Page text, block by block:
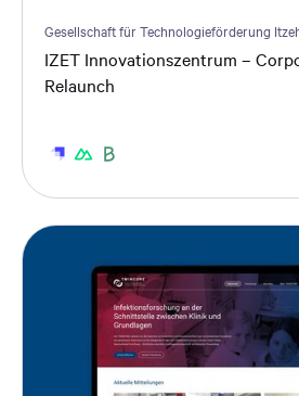
Gesellschaft für Technologieförderung
IZET Innovationszentrum –
Relaunch